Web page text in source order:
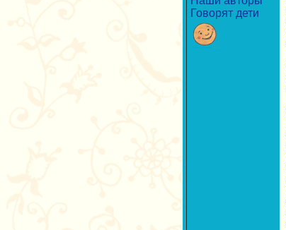
Говорят дети